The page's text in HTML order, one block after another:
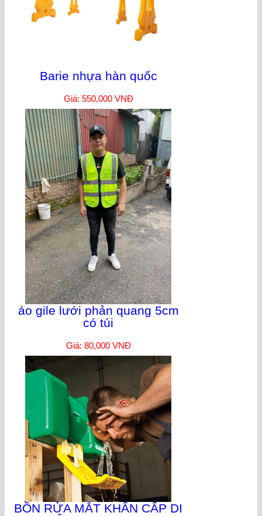
Barie nhựa hàn quốc
Giá: 550,000 VNĐ
áo gile lưới phản quang 5cm
có túi
Giá: 80,000 VNĐ
BỒN RỬA MẮT KHẨN CẤP DI